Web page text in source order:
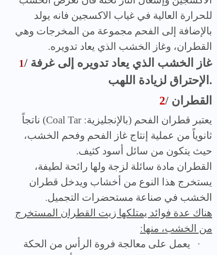
للحرارة العالية في غياب الاكسجين فانه يولد
بالإضافة إلى الفحم مجموعة من المخرجات وهي
القطران، وغاز الخشب الذي يعاد تدويره.
1/ غاز الخشب الذي يعاد تدويره إلى غرفة
الإحتراق لزيادة اللهب.
2 / القطران
يعتبر قطران الفحم (بالإنجليزية: Coal Tar) ناتجاً
ثانوياً من عملية إنتاج غاز الفحم وفحم الخشب،
حيث يتكون من سائل أسود كثيف.
القطران مادة سائلة لزجة ولها رائحة لطيفة،
يستخرج هذا النوع من أخشاب ويدخل قطران
الخشب في صناعة مستحضرات التجميل.
هناك عدة فوائد يمتلكها زيت القطران المستخرج
من الخشب، منها:
·
يعمل على معالجة فروة الرأس من الحكة